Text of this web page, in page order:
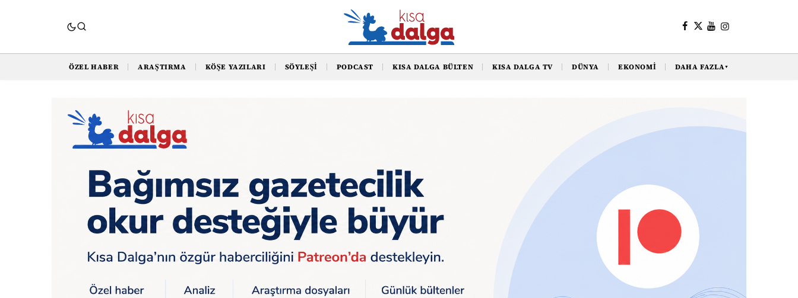
ÖZEL HABER ARAŞTIRMA KÖŞE YAZILARI SÖYLEŞI PODCAST KISA DALGA BÜLTEN KISA DALGA TV DÜNYA EKONOMI DAHA FAZLA▼